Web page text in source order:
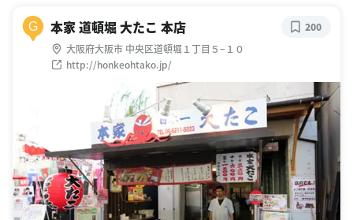
G 本家 道頓堀 大たこ 本店
大阪府大阪市 中央区道頓堀１丁目５−１０
http://honkeohtako.jp/
200